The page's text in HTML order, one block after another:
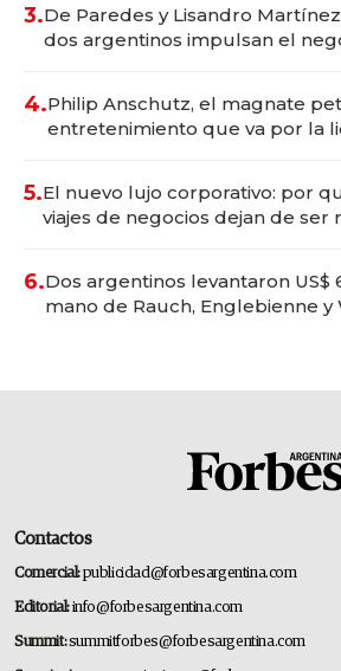
3.De Paredes y Lisandro
dos argentinos impulsan el
4.Philip Anschutz, el magnate
entretenimiento que va por la
5.El nuevo lujo corporativo: por
viajes de negocios dejan de ser
6.Dos argentinos levantaron US$
mano de Rauch, Englebienne y
Contactos
Comercial:publicidad@forbesargentina.com
Editorial:info@forbesargentina.com
Summit:summitforbes@forbesargentina.com